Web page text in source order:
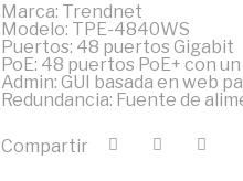
Marca: Trendnet
Modelo: TPE-4840WS
Puertos: 48 puertos Gigabit
PoE: 48 puertos PoE+ con
Admin: GUI basada en web
Redundancia: Fuente de
Compartir